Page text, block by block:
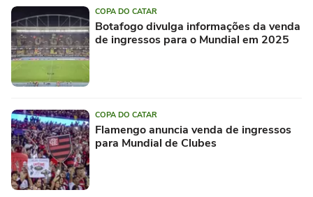
COPA DO CATAR
Botafogo divulga informações da venda
de ingressos para o Mundial em 2025
COPA DO CATAR
Flamengo anuncia venda de ingressos
para Mundial de Clubes